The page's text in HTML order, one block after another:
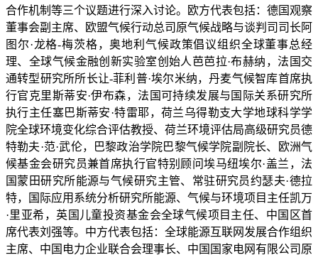
合作机制等三个议题进行深入讨论。欧方代表包括：德国观察
董事会副主席、欧盟气候行动总司原气候战略与谈判司司长阿
图尔·龙格-梅茨格，奥地利气候政策倡议组织全球董事总经
理、全球气候金融创新实验室创始人芭芭拉·布赫纳，法国交
通转型研究所所长让-菲利普·埃尔米纳，丹麦气候智库首席执
行官克里斯蒂安·伊布森，法国可持续发展与国际关系研究所
执行主任塞巴斯蒂安·特雷耶，荷兰乌得勒支大学地球科学学
院全球环境变化综合评估教授、荷兰环境评估局高级研究员德
特勒夫·范·武伦，巴黎政治学院巴黎气候学院副院长、欧洲气
候基金会研究员兼首席执行官特别顾问埃马纽埃尔·盖兰，法
国蒙田研究所能源与气候研究主管、常驻研究员约瑟夫·德拉
特，国际应用系统分析研究所能源、气候与环境项目主任凯万
·里亚希，英国儿童投资基金会全球气候项目主任、中国区首
席代表刘强等。中方代表包括：全球能源互联网发展合作组织
主席、中国电力企业联合会理事长、中国国家电网有限公司原